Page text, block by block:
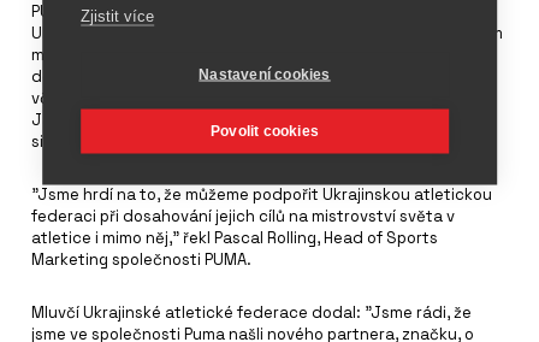
PUMA se stala oficiálním sponzorem oblečení a obuvi
Ukrajinské atletické federace. Oznámení přišlo před začátkem
mistrovství světa v atletice v Budapešti, které probíhá od 19.
do 27. srpna 2023. Zde fanoušci uvidí ukrajinské atlety,
včetně úřadující halové mistryně Evropy ve skoku do výšky
Jaroslavy Mahuchikhové, soutěžit v dresech se slavnou
siluetou kočky PUMA.
"Jsme hrdí na to, že můžeme podpořit Ukrajinskou atletickou
federaci při dosahování jejich cílů na mistrovství světa v
atletice i mimo něj," řekl Pascal Rolling, Head of Sports
Marketing společnosti PUMA.
Mluvčí Ukrajinské atletické federace dodal: "Jsme rádi, že
jsme ve společnosti Puma našli nového partnera, značku, o
Zjistit více
Nastavení cookies
Povolit cookies